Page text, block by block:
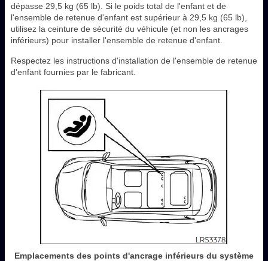
dépasse 29,5 kg (65 lb). Si le poids total de l'enfant et de
l'ensemble de retenue d'enfant est supérieur à 29,5 kg (65 lb),
utilisez la ceinture de sécurité du véhicule (et non les ancrages
inférieurs) pour installer l'ensemble de retenue d'enfant.
Respectez les instructions d'installation de l'ensemble de retenue
d'enfant fournies par le fabricant.
Emplacements des points d'ancrage inférieurs du système